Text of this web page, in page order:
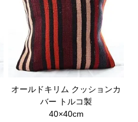
オールドキリム クッションカ
バー トルコ製
40×40cm